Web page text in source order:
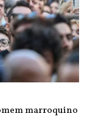
marroquino